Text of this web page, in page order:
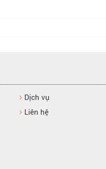
Dịch vụ
Liên hệ